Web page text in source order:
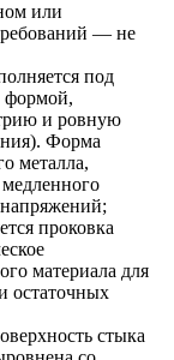
или
— не
под
формой,
и ровную
Форма
металла,
медленного
проковка
материала для
остаточных
стыка